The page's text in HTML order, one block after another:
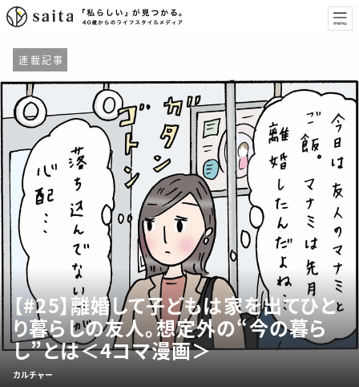
連載記事
【#25】離婚して子どもは家を出てひと
り暮らしの友人。想定外の“今の暮ら
し”とは＜4コマ漫画＞
カルチャー